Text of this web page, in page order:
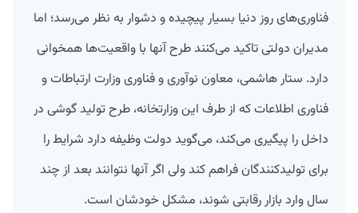
فناوری‌های روز دنیا بسیار پیچیده و دشوار به نظر می‌رسد؛ اما
مدیران دولتی تاکید می‌کنند طرح آنها با واقعیت‌ها همخوانی
دارد. ستار هاشمی، معاون نوآوری و فناوری وزارت ارتباطات و
فناوری اطلاعات که از طرف این وزارتخانه، طرح تولید گوشی در
داخل را پیگیری می‌کند، می‌گوید دولت وظیفه دارد شرایط را
برای تولیدکنندگان فراهم کند ولی اگر آنها نتوانند بعد از چند
سال وارد بازار رقابتی شوند، مشکل خودشان است.